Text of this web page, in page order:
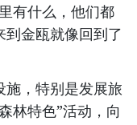
有什么，他们都
金瓯就像回到了
，特别是发展旅
林特色”活动，向